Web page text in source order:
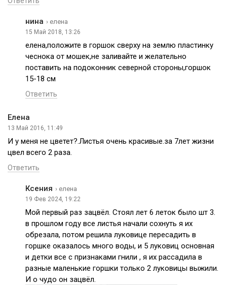
нина › елена
15 Май 2018, 13:26
елена,положите в горшок сверху на землю пластинку
чеснока от мошек,не заливайте и желательно
поставить на подоконник северной стороны,горшок
15-18 см
Ответить
Елена
13 Май 2016, 11:49
И у меня не цветет?.Листья очень красивые.за 7лет жизни
цвел всего 2 раза.
Ответить
Ксения › елена
19 Фев 2024, 19:22
Мой первый раз зацвёл. Стоял лет 6 леток было шт 3.
в прошлом году все листья начали сохнуть я их
обрезала, потом решила луковице пересадить в
горшке оказалось много воды, и 5 луковиц основная
и детки все с признаками гнили , я их рассадила в
разные маленькие горшки только 2 луковицы выжили.
И о чудо он зацвёл.